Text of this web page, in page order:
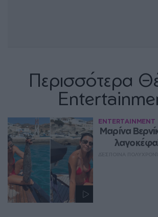
Περισσότερα
ENTERTAINMENT
Μαρίνα